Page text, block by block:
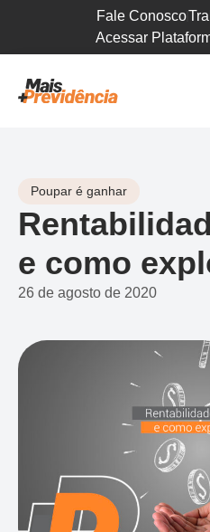
Fale Conosco
Acessar
Poupar é ganhar
e como
26 de agosto de 2020